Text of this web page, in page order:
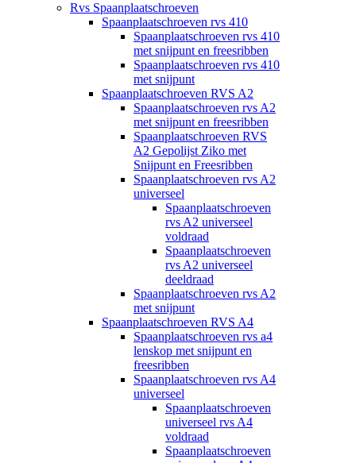
Rvs Spaanplaatschroeven
Spaanplaatschroeven rvs 410
Spaanplaatschroeven rvs 410
met snijpunt en freesribben
Spaanplaatschroeven rvs 410
met snijpunt
Spaanplaatschroeven RVS A2
Spaanplaatschroeven rvs A2
met snijpunt en freesribben
Spaanplaatschroeven RVS
A2 Gepolijst Ziko met
Snijpunt en Freesribben
Spaanplaatschroeven rvs A2
universeel
Spaanplaatschroeven
rvs A2 universeel
voldraad
Spaanplaatschroeven
rvs A2 universeel
deeldraad
Spaanplaatschroeven rvs A2
met snijpunt
Spaanplaatschroeven RVS A4
Spaanplaatschroeven rvs a4
lenskop met snijpunt en
freesribben
Spaanplaatschroeven rvs A4
universeel
Spaanplaatschroeven
universeel rvs A4
voldraad
Spaanplaatschroeven